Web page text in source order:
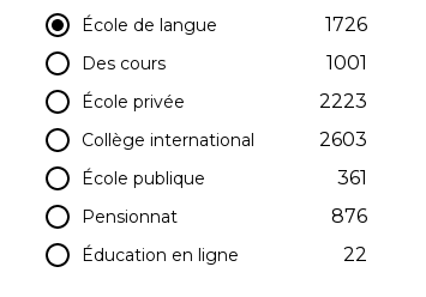
École de langue 1726
Des cours 1001
École privée 2223
Collège international 2603
École publique 361
Pensionnat 876
Éducation en ligne 22